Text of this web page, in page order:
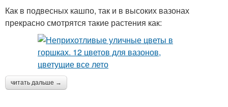
Как в подвесных кашпо, так и в высоких вазонах
прекрасно смотрятся такие растения как:
читать дальше →